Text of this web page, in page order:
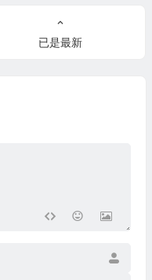
已是最新